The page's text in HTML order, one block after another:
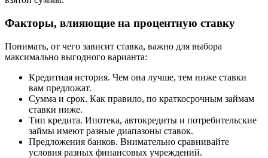
Факторы, влияющие на процентную ставку
Понимать, от чего зависит ставка, важно для выбора
максимально выгодного варианта:
Кредитная история. Чем она лучше, тем ниже ставки
вам предложат.
Сумма и срок. Как правило, по краткосрочным займам
ставки ниже.
Тип кредита. Ипотека, автокредиты и потребительские
займы имеют разные диапазоны ставок.
Предложения банков. Внимательно сравнивайте
условия разных финансовых учреждений.